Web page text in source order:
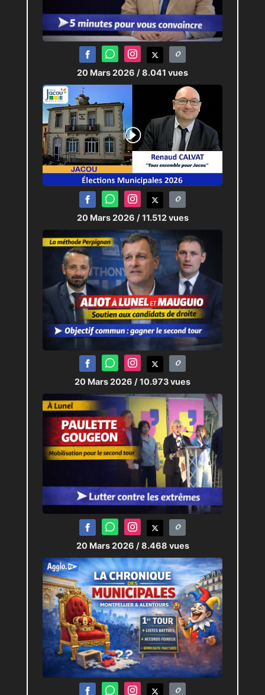
20 Mars 2026 / 8.041 vues
20 Mars 2026 / 11.512 vues
20 Mars 2026 / 10.973 vues
20 Mars 2026 / 8.468 vues